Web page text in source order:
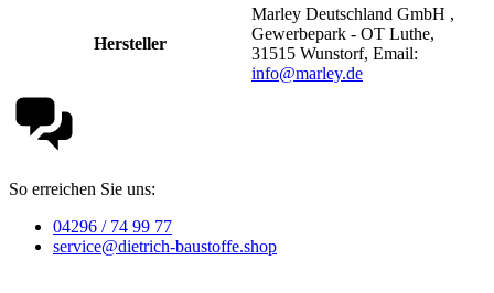
Hersteller
Marley Deutschland GmbH ,
Gewerbepark - OT Luthe,
31515 Wunstorf, Email:
info@marley.de
So erreichen Sie uns:
04296 / 74 99 77
service@dietrich-baustoffe.shop